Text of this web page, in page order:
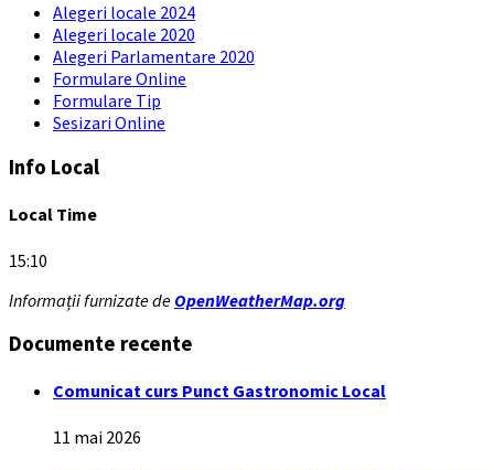
Alegeri locale 2024
Alegeri locale 2020
Alegeri Parlamentare 2020
Formulare Online
Formulare Tip
Sesizari Online
Info Local
Local Time
15:10
Informații furnizate de OpenWeatherMap.org
Documente recente
Comunicat curs Punct Gastronomic Local
11 mai 2026